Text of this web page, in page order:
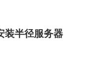
装半径服务器